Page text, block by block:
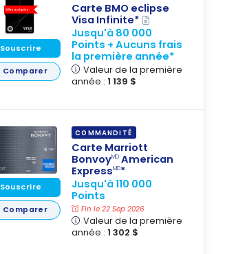
Carte BMO eclipse
Visa Infinite*
Jusqu'à 80 000
Points + Aucuns frais
la première année*
Valeur de la première
année : 1 139 $
Souscrire
Comparer
COMMANDITÉ
Carte Marriott
BonvoyMDAmerican
ExpressMD*
Jusqu'à 110 000
Points
Fin le 22 Sep 2026
Valeur de la première
année : 1 302 $
Souscrire
Comparer